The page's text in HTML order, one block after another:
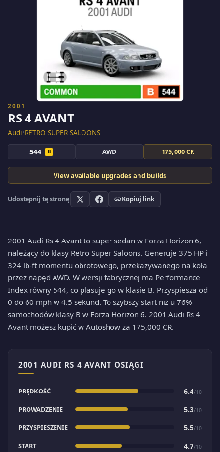
2001
RS 4 AVANT
Audi•RETRO SUPER SALOONS
544 B AWD 175,000 CR
View available upgrades and builds
Udostępnij tę stronę Kopiuj link
2001 Audi Rs 4 Avant to super sedan w Forza Horizon 6,
należący do klasy Retro Super Saloons. Generuje 375 HP i
324 lb-ft momentu obrotowego, przekazywanego na koła
przez napęd AWD. W wersji fabrycznej ma Performance
Index równy 544, co plasuje go w klasie B. Przyspiesza od
0 do 60 mph w 4.5 sekund. To szybszy start niż u 76%
samochodów klasy B w Forza Horizon 6. 2001 Audi Rs 4
Avant możesz kupić w Autoshow za 175,000 CR.
2001 AUDI RS 4 AVANT OSIĄGI
PRĘDKOŚĆ 6.4/10
PROWADZENIE 5.3/10
PRZYSPIESZENIE 5.5/10
START 4.7/10